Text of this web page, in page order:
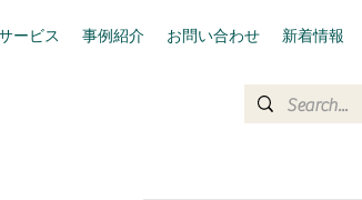
ービス 事例紹介 お問い合わせ 新着情報